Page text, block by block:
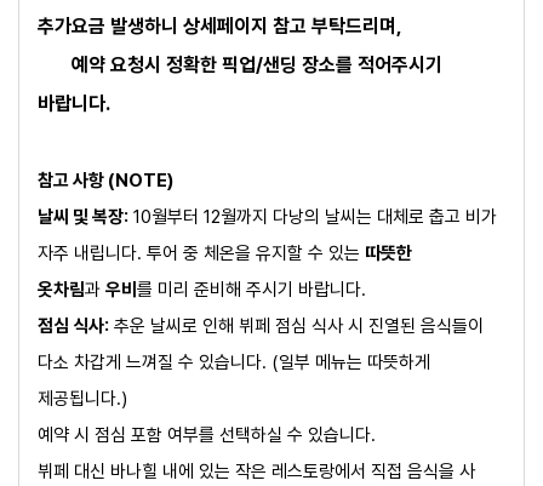
추가요금 발생하니 상세페이지 참고 부탁드리며,
예약 요청시 정확한 픽업/샌딩 장소를 적어주시기
바랍니다.
참고 사항 (NOTE)
날씨 및 복장: 10월부터 12월까지 다낭의 날씨는 대체로 춥고 비가
자주 내립니다. 투어 중 체온을 유지할 수 있는 따뜻한
옷차림과 우비 를 미리 준비해 주시기 바랍니다.
점심 식사: 추운 날씨로 인해 뷔페 점심 식사 시 진열된 음식들이
다소 차갑게 느껴질 수 있습니다. (일부 메뉴는 따뜻하게
제공됩니다.)
예약 시 점심 포함 여부를 선택하실 수 있습니다.
뷔페 대신 바나힐 내에 있는 작은 레스토랑에서 직접 음식을 사
​